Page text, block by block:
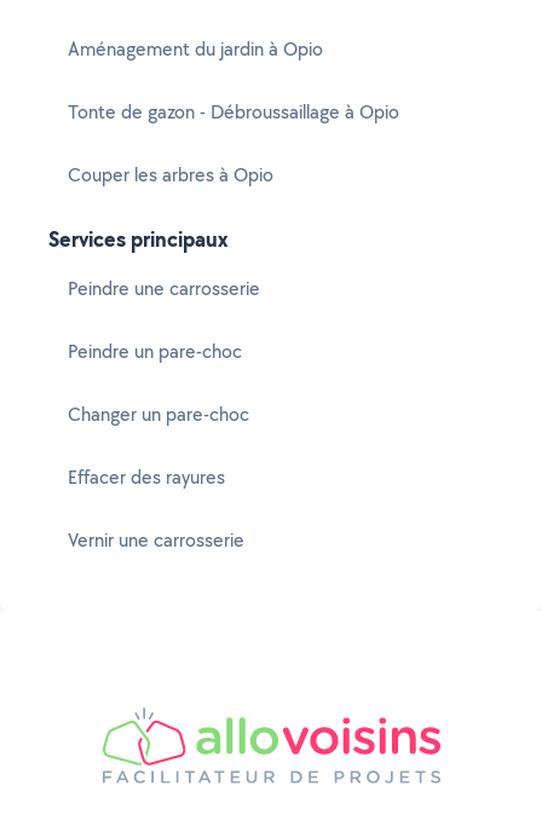
Aménagement du jardin à Opio
Tonte de gazon - Débroussaillage à Opio
Couper les arbres à Opio
Services principaux
Peindre une carrosserie
Peindre un pare-choc
Changer un pare-choc
Effacer des rayures
Vernir une carrosserie